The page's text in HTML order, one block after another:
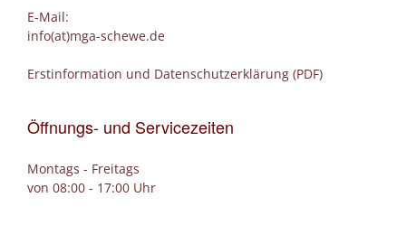
E-Mail:
info(at)mga-schewe.de
Erstinformation und Datenschutzerklärung (PDF)
Öffnungs- und Servicezeiten
Montags - Freitags
von 08:00 - 17:00 Uhr